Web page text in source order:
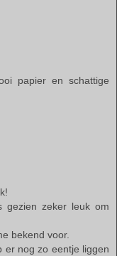
papier en schattige
gezien zeker leuk om
bekend voor.
er nog zo eentje liggen